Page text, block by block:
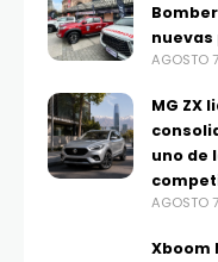
AGOSTO
MG ZX
uno de
AGOSTO
Xboom